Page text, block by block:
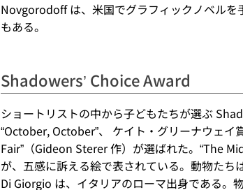
Novgorodoff は、米国でグラフィックノベルを
もある。
Shadowers’ Choice Award
ショートリストの中から子どもたちが選ぶ
“October, October”、 ケイト・グリーナウェ
Fair”（Gideon Sterer 作）が選ばれた。“The
が、五感に訴える絵で表されている。動物たち
Di Giorgio は、イタリアのローマ出身である